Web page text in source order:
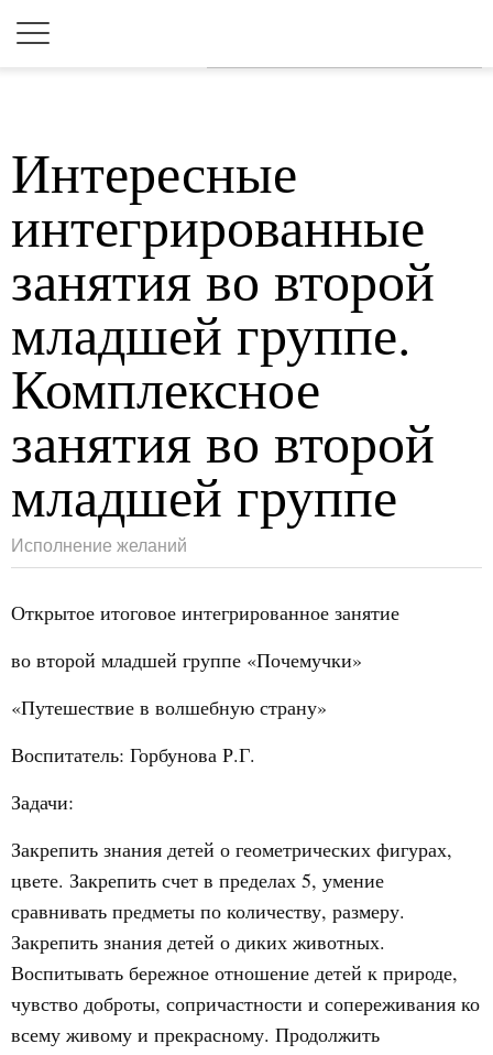
Интересные
интегрированные
занятия во второй
младшей группе.
Комплексное
занятия во второй
младшей группе
Исполнение желаний
Открытое итоговое интегрированное занятие
во второй младшей группе «Почемучки»
«Путешествие в волшебную страну»
Воспитатель: Горбунова Р.Г.
Задачи:
Закрепить знания детей о геометрических фигурах,
цвете. Закрепить счет в пределах 5, умение
сравнивать предметы по количеству, размеру.
Закрепить знания детей о диких животных.
Воспитывать бережное отношение детей к природе,
чувство доброты, сопричастности и сопереживания ко
всему живому и прекрасному. Продолжить